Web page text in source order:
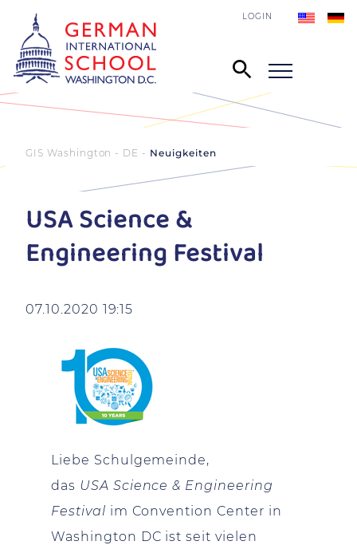
LOGIN
GIS Washington - DE Neuigkeiten
USA Science &
Engineering Festival
07.10.2020 19:15
Liebe Schulgemeinde,
das USA Science & Engineering
Festival im Convention Center in
Washington DC ist seit vielen